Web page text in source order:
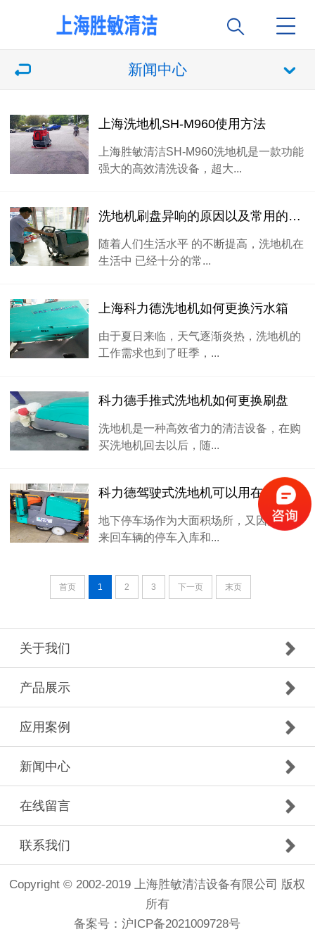
新闻中心
上海洗地机SH-M960使用方法
上海胜敏清洁SH-M960洗地机是一款功能
强大的高效清洗设备，超大...
洗地机刷盘异响的原因以及常用的处理方法
随着人们生活水平 的不断提高，洗地机在
生活中 已经十分的常...
上海科力德洗地机如何更换污水箱
由于夏日来临，天气逐渐炎热，洗地机的
工作需求也到了旺季，...
科力德手推式洗地机如何更换刷盘
洗地机是一种高效省力的清洁设备，在购
买洗地机回去以后，随...
科力德驾驶式洗地机可以用在地下车库吗
地下停车场作为大面积场所，又因为每天
来回车辆的停车入库和...
首页 1 2 3 下一页 末页
关于我们
产品展示
应用案例
新闻中心
在线留言
联系我们
Copyright © 2002-2019 上海胜敏清洁设备有限公司 版权
所有
备案号：沪ICP备2021009728号